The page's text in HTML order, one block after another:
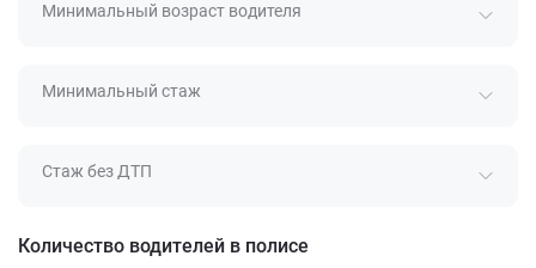
Минимальный возраст водителя
Минимальный стаж
Стаж без ДТП
Количество водителей в полисе